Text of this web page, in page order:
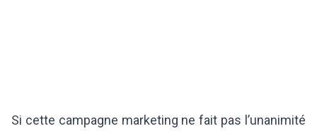
Si cette campagne marketing ne fait pas l’unanimité